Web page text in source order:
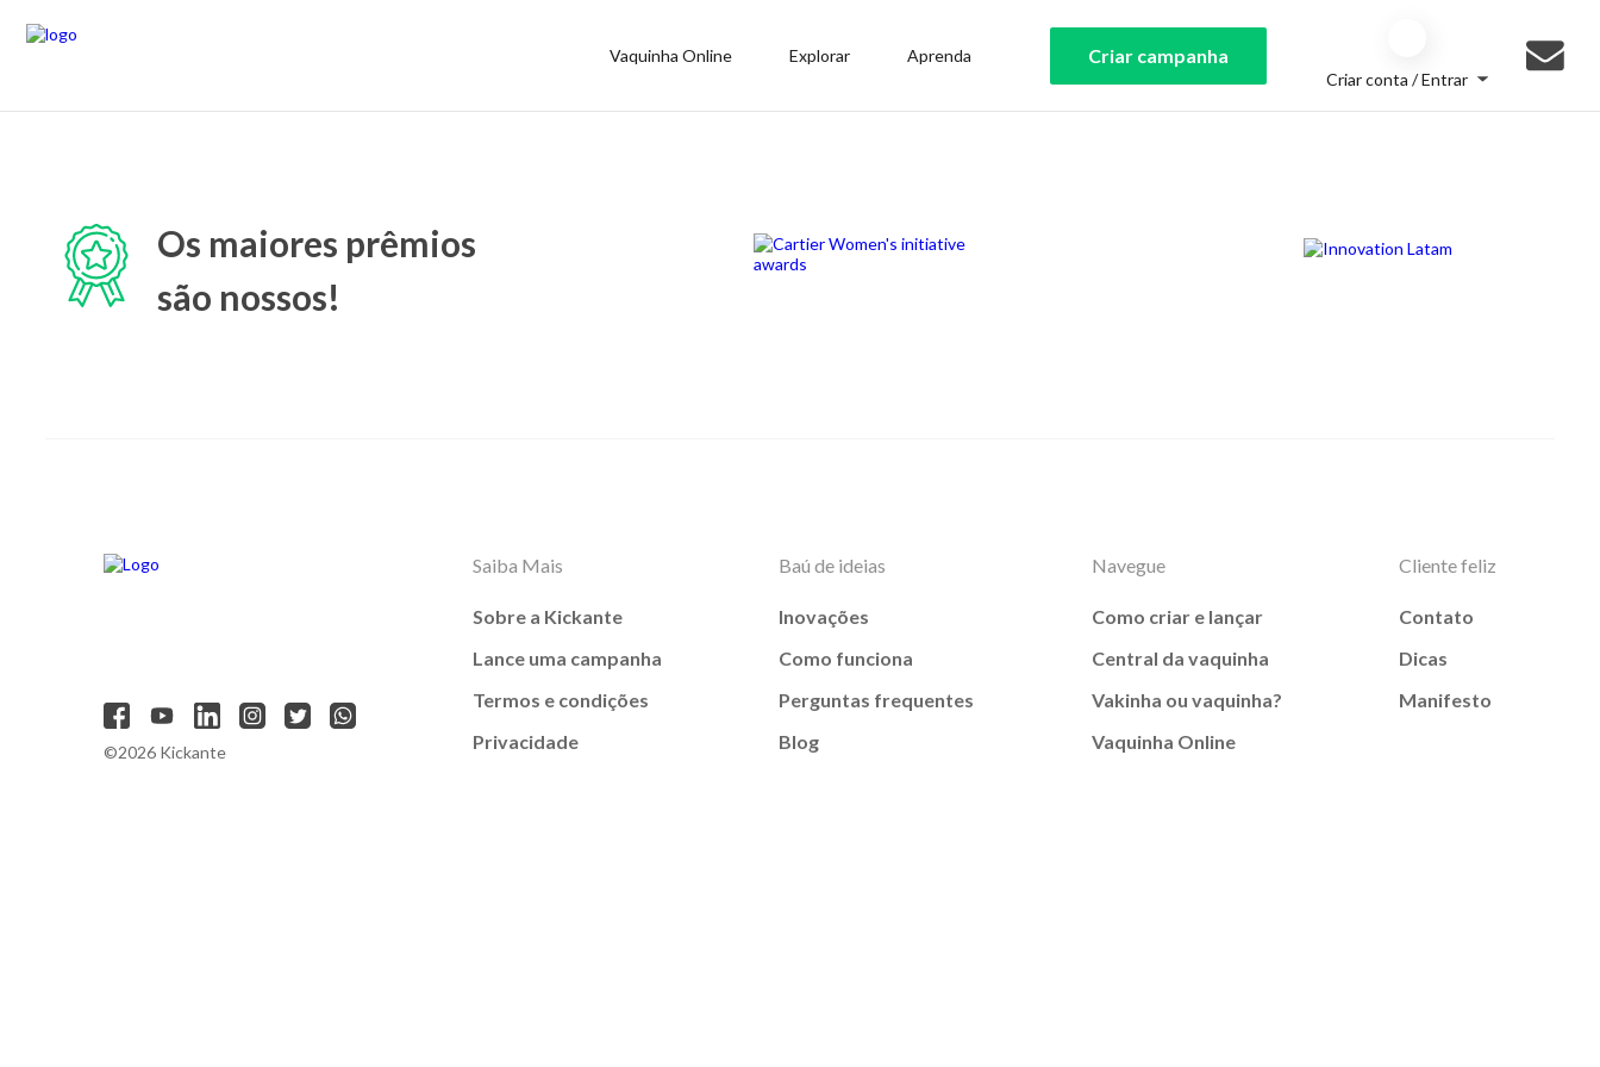
Vaquinha Online Explorar Aprenda Criar campanha
Criar conta / Entrar
Os maiores prêmios
são nossos!
©2026 Kickante
Saiba Mais
Sobre a Kickante
Lance uma campanha
Termos e condições
Privacidade
Baú de ideias
Inovações
Como funciona
Perguntas frequentes
Blog
Navegue
Como criar e lançar
Central da vaquinha
Vakinha ou vaquinha?
Vaquinha Online
Cliente feliz
Contato
Dicas
Manifesto